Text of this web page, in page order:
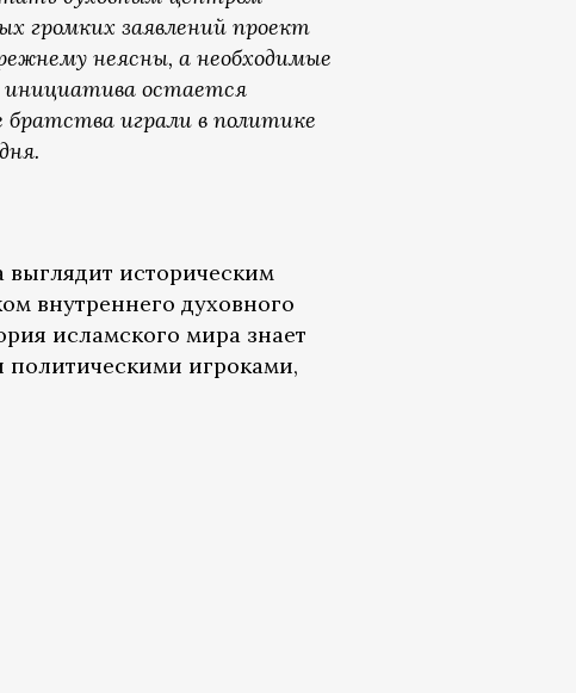
громких заявлений проект
неясны, а необходимые
инициатива остается
братства играли в политике
выглядит историческим
внутреннего духовного
исламского мира знает
игроками,